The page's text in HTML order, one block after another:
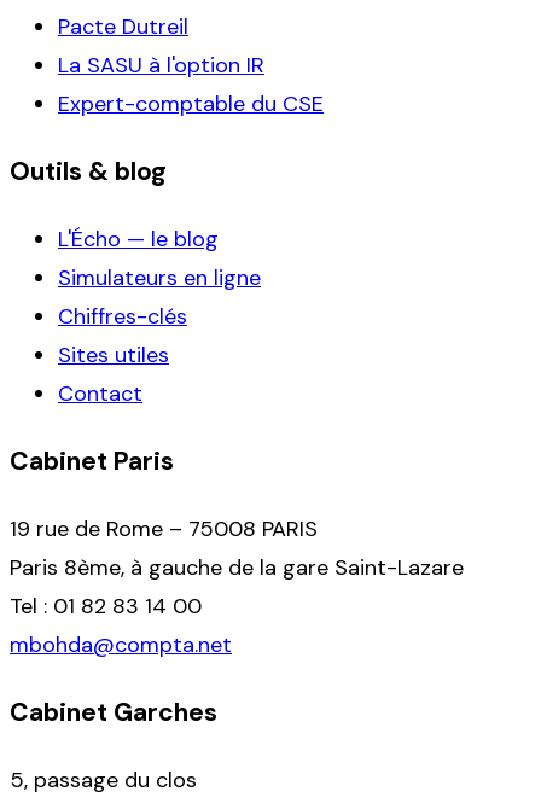
Pacte Dutreil
La SASU à l'option IR
Expert-comptable du CSE
Outils & blog
L'Écho — le blog
Simulateurs en ligne
Chiffres-clés
Sites utiles
Contact
Cabinet Paris
19 rue de Rome – 75008 PARIS
Paris 8ème, à gauche de la gare Saint-Lazare
Tel : 01 82 83 14 00
mbohda@compta.net
Cabinet Garches
5, passage du clos